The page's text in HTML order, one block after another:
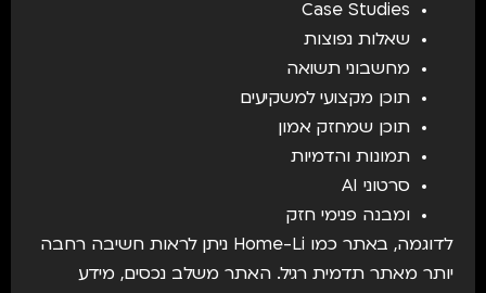
Case Studies
שאלות נפוצות
מחשבוני תשואה
תוכן מקצועי למשקיעים
תוכן שמחזק אמון
תמונות והדמיות
סרטוני AI
ומבנה פנימי חזק
לדוגמה, באתר כמו Home-Li ניתן לראות חשיבה רחבה
יותר מאתר תדמית רגיל. האתר משלב נכסים, מידע